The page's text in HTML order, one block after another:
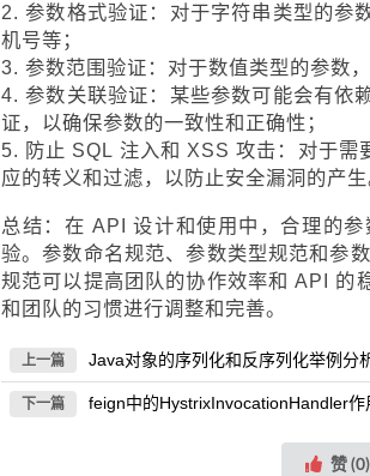
2. 参数格式验证：对于字符串类型的参
机号等；
3. 参数范围验证：对于数值类型的参数
4. 参数关联验证：某些参数可能会有依
证，以确保参数的一致性和正确性；
5. 防止 SQL 注入和 XSS 攻击：对于需
应的转义和过滤，以防止安全漏洞的产生
总结：在 API 设计和使用中，合理的
验。参数命名规范、参数类型规范和参
规范可以提高团队的协作效率和 API 的
和团队的习惯进行调整和完善。
上一篇 Java对象的序列化和反序列化举例分
下一篇 feign中的HystrixInvocationHandler作
赞 (0)